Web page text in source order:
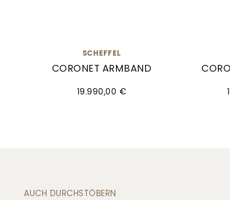
SCHEFFEL
CORONET ARMBAND
19.990,00 €
AUCH DURCHSTÖBERN